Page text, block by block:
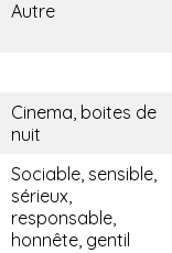
Autre
Cinema, boites de
nuit
Sociable, sensible,
sérieux,
responsable,
honnête, gentil